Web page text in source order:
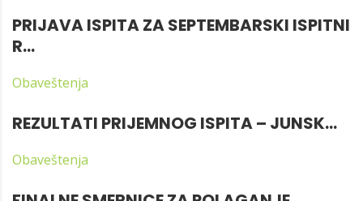
PRIJAVA ISPITA ZA SEPTEMBARSKI ISPITNI
R...
Obaveštenja
REZULTATI PRIJEMNOG ISPITA – JUNSK...
Obaveštenja